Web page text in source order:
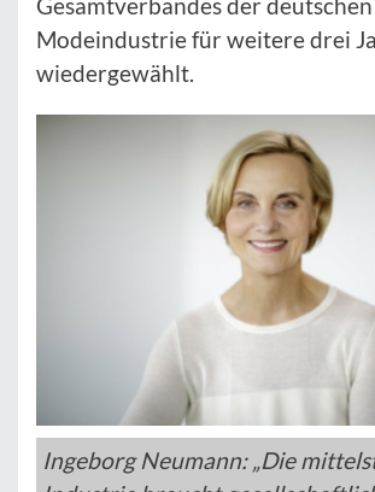
Modeindustrie für weitere drei
wiedergewählt.
Ingeborg Neumann: „Die